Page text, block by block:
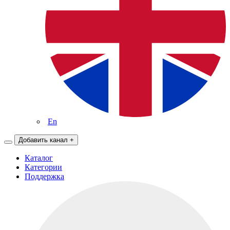
En
Добавить канал +
Каталог
Категории
Поддержка